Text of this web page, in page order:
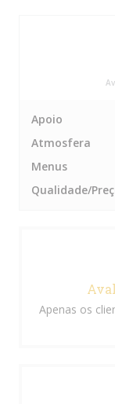
Apoio
Atmosfera
Menus
Qualidade/
Apenas os